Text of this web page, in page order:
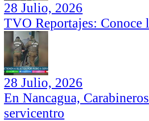
28 Julio, 2026
TVO Reportajes:
28 Julio, 2026
En Nancagua,
servicentro